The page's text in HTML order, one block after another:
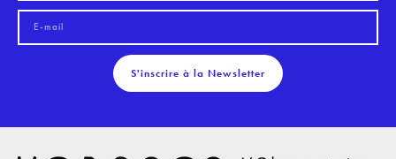
S'inscrire à la Newsletter